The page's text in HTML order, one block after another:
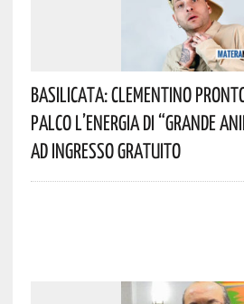
Basilicata: Clementino
Palco L’energia Di “Grande
Ad Ingresso Gratuito